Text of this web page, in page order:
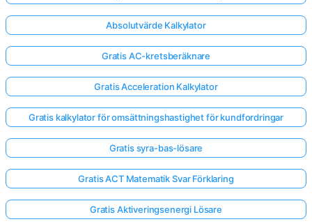
Absolutvärde Kalkylator
Gratis AC-kretsberäknare
Gratis Acceleration Kalkylator
Gratis kalkylator för omsättningshastighet för kundfordringar
Gratis syra-bas-lösare
Gratis ACT Matematik Svar Förklaring
Gratis Aktiveringsenergi Lösare